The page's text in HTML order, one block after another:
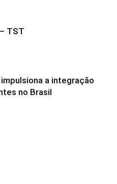
TST
a integração
no Brasil